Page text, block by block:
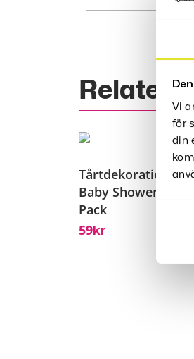
Vi
för
din
Tårtdekorationer
Baby Shower 10-
Pack
59Kr